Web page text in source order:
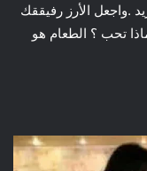
.واجعل الأرز رفيققك
تحب ؟ الطعام هو